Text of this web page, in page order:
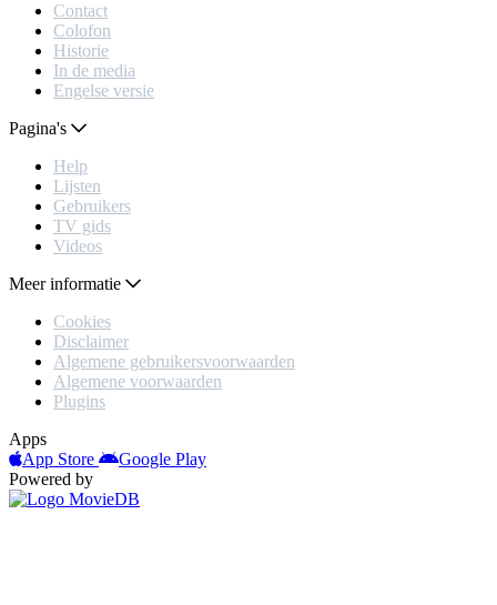
Contact
Colofon
Historie
In de media
Engelse versie
Pagina's
Help
Lijsten
Gebruikers
TV gids
Videos
Meer informatie
Cookies
Disclaimer
Algemene gebruikersvoorwaarden
Algemene voorwaarden
Plugins
Apps
App Store
Google Play
Powered by